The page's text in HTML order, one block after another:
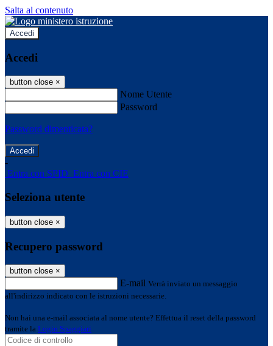
Salta al contenuto
Accedi
Accedi
button close ×
Nome Utente
Password
Password dimenticata?
-
Entra con SPID Entra con CIE
Seleziona utente
button close ×
Recupero password
button close ×
E-mail Verrà inviato un messaggio
all'indirizzo indicato con le istruzioni necessarie.
Non hai una e-mail associata al nome utente? Effettua il reset della password
tramite la Login Spaggiari